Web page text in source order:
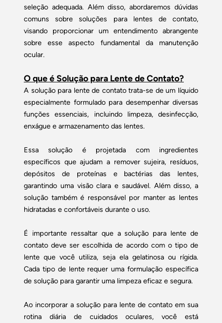
seleção adequada. Além disso, abordaremos dúvidas
comuns sobre soluções para lentes de contato,
visando proporcionar um entendimento abrangente
sobre esse aspecto fundamental da manutenção
ocular.
O que é Solução para Lente de Contato?
A solução para lente de contato trata-se de um líquido
especialmente formulado para desempenhar diversas
funções essenciais, incluindo limpeza, desinfecção,
enxágue e armazenamento das lentes.
Essa solução é projetada com ingredientes
específicos que ajudam a remover sujeira, resíduos,
depósitos de proteínas e bactérias das lentes,
garantindo uma visão clara e saudável. Além disso, a
solução também é responsável por manter as lentes
hidratadas e confortáveis durante o uso.
É importante ressaltar que a solução para lente de
contato deve ser escolhida de acordo com o tipo de
lente que você utiliza, seja ela gelatinosa ou rígida.
Cada tipo de lente requer uma formulação específica
de solução para garantir uma limpeza eficaz e segura.
Ao incorporar a solução para lente de contato em sua
rotina diária de cuidados oculares, você está